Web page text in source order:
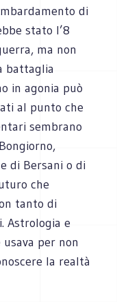
di
stato l’8
ma non
battaglia
in agonia può
al punto che
sembrano
di Bersani o di
che
tanto di
Astrologia e
per non
la realtà